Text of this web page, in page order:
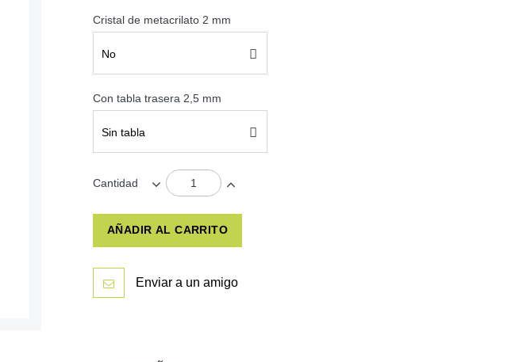
Cristal de metacrilato 2 mm
No
Con tabla trasera 2,5 mm
Sin tabla
Cantidad
AÑADIR AL CARRITO
Enviar a un amigo